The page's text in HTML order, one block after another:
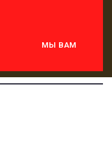
МЫ ВАМ